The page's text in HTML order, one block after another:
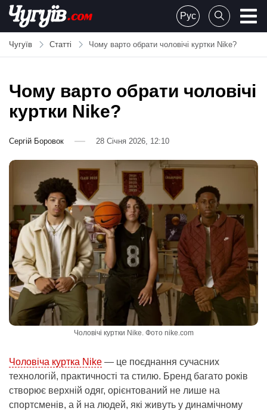
Skip
content
Chuguiv
Рус
Чугуїв Статті Чому варто обрати чоловічі куртки Nike?
Чому варто обрати чоловічі
куртки Nike?
Сергій Боровок 28 Січня 2026, 12:10
Чоловічі куртки Nike. Фото nike.com
Чоловіча куртка Nike — це поєднання сучасних
технологій, практичності та стилю. Бренд багато років
створює верхній одяг, орієнтований не лише на
спортсменів, а й на людей, які живуть у динамічному